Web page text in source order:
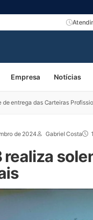
Empresa Notícias
entrega das Carteiras
de 2024 Gabriel Costa
realiza